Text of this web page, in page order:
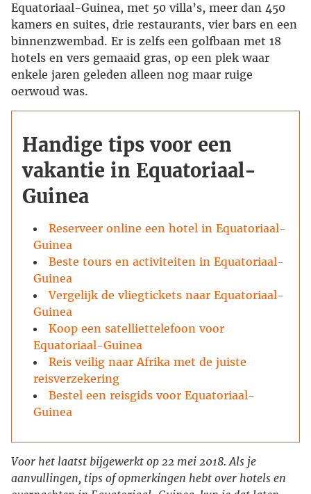
Equatoriaal-Guinea, met 50 villa’s, meer dan 450
kamers en suites, drie restaurants, vier bars en een
binnenzwembad. Er is zelfs een golfbaan met 18
hotels en vers gemaaid gras, op een plek waar
enkele jaren geleden alleen nog maar ruige
oerwoud was.
Handige tips voor een
vakantie in Equatoriaal-
Guinea
Reserveer online een hotel in Equatoriaal-
Guinea
Beste tours en activiteiten in Equatoriaal-
Guinea
Vergelijk de vliegtickets naar Equatoriaal-
Guinea
Koop een satelliettelefoon voor
Equatoriaal-Guinea
Reis veilig naar Afrika met de juiste
reisverzekering
Bestel een reisgids voor Equatoriaal-
Guinea
Voor het laatst bijgewerkt op 22 mei 2018. Als je
aanvullingen, tips of opmerkingen hebt over hotels en